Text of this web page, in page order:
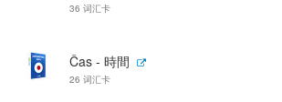
36 词汇卡
Čas - 時間
26 词汇卡